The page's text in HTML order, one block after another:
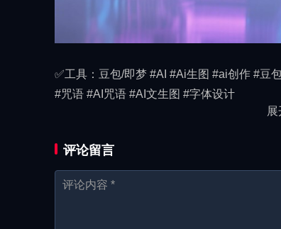
✅工具：豆包/即梦 #AI #Ai生图 #ai创作 #豆
#咒语 #AI咒语 #AI文生图 #字体设计
展
评论留言